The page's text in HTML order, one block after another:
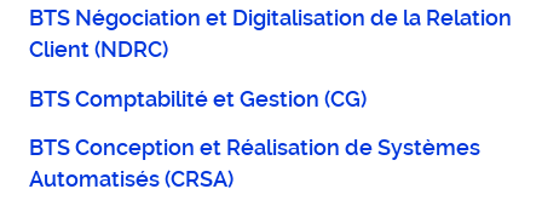
BTS Négociation et Digitalisation de la Relation
Client (NDRC)
BTS Comptabilité et Gestion (CG)
BTS Conception et Réalisation de Systèmes
Automatisés (CRSA)